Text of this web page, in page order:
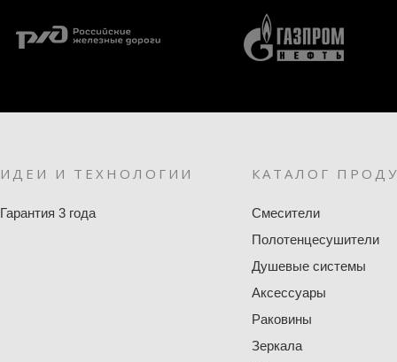
ИДЕИ И ТЕХНОЛОГИИ
Гарантия 3 года
КАТАЛОГ
Смесители
Полотенцесушители
Душевые системы
Аксессуары
Раковины
Зеркала